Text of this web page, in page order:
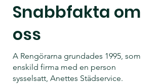
Snabbfakta om
oss
A Rengörarna grundades 1995, som
enskild firma med en person
sysselsatt, Anettes Städservice.